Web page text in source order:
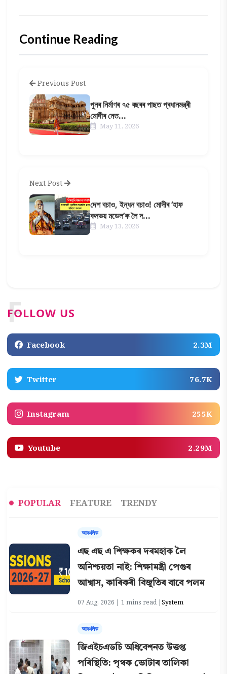
Continue Reading
Previous Post
পুনৰ নিৰ্মাণৰ ৭৫ বছৰৰ পাছত প্ৰধানমন্ত্ৰী
মোদীৰ নেত...
May 11, 2026
Next Post
দেশ বচাও, ইন্ধন বচাও! মোদীৰ ‘হাফ
কনভয় মডেল’ক লৈ দ...
May 13, 2026
FOLLOW US
F
Facebook 2.3M
Twitter 76.7K
Instagram 255K
Youtube 2.29M
POPULAR FEATURE TRENDY
আঞ্চলিক
এছ এছ এ শিক্ষকৰ দৰমহাক লৈ
অনিশ্চয়তা নাই: শিক্ষামন্ত্ৰী পেগুৰ
আশ্বাস, কাৰিকৰী বিজুতিৰ বাবে পলম
07 Aug, 2026 | 1 mins read |System
আঞ্চলিক
জিএইচএডচি অধিবেশনত উত্তপ্ত
পৰিস্থিতি: পৃথক ভোটাৰ তালিকা